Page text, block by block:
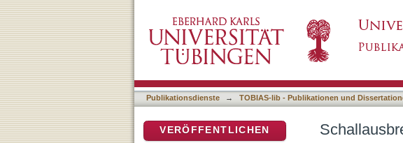
Publikationsdienste → TOBIAS-lib - Publikationen und
VERÖFFENTLICHEN